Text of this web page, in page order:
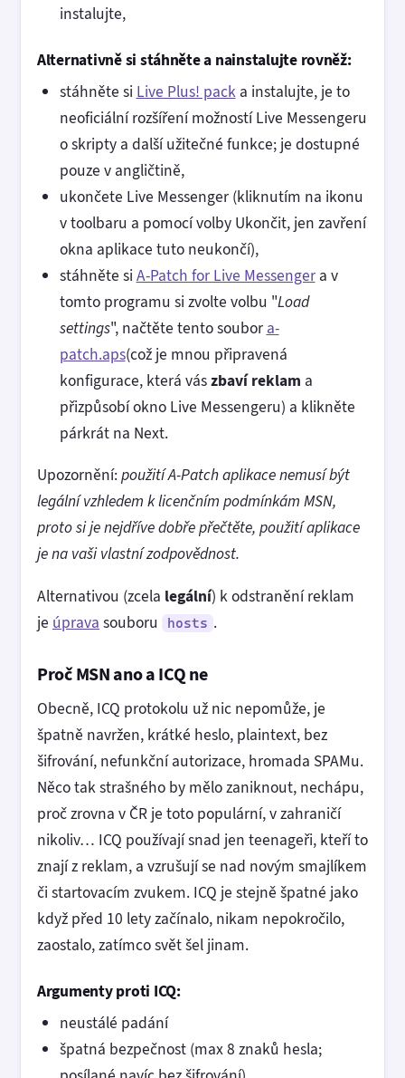
instalujte,
Alternativně si stáhněte a nainstalujte rovněž:
stáhněte si Live Plus! packa instalujte, je to
neoficiální rozšíření možností Live Messengeru
o skripty a další užitečné funkce; je dostupné
pouze v angličtině,
ukončete Live Messenger (kliknutím na ikonu
v toolbaru a pomocí volby Ukončit, jen zavření
okna aplikace tuto neukončí),
stáhněte si A-Patch for Live Messengera v
tomto programu si zvolte volbu "Load
settings", načtěte tento soubor a-
patch.aps(což je mnou připravená
konfigurace, která vászbaví reklam a
přizpůsobí okno Live Messengeru) a klikněte
párkrát na Next.
Upozornění:použití A-Patch aplikace nemusí být
legální vzhledem k licenčním podmínkám MSN,
proto si je nejdříve dobře přečtěte, použití aplikace
je na vaši vlastní zodpovědnost.
Alternativou (zcela legální) k odstranění reklam
je úprava souboru hosts .
Proč MSN ano a ICQ ne
Obecně, ICQ protokolu už nic nepomůže, je
špatně navržen, krátké heslo, plaintext, bez
šifrování, nefunkční autorizace, hromada SPAMu.
Něco tak strašného by mělo zaniknout, nechápu,
proč zrovna v ČR je toto populární, v zahraničí
nikoliv… ICQ používají snad jen teenageři, kteří to
znají z reklam, a vzrušují se nad novým smajlíkem
či startovacím zvukem. ICQ je stejně špatné jako
když před 10 lety začínalo, nikam nepokročilo,
zaostalo, zatímco svět šel jinam.
Argumenty proti ICQ:
neustálé padání
špatná bezpečnost (max 8 znaků hesla;